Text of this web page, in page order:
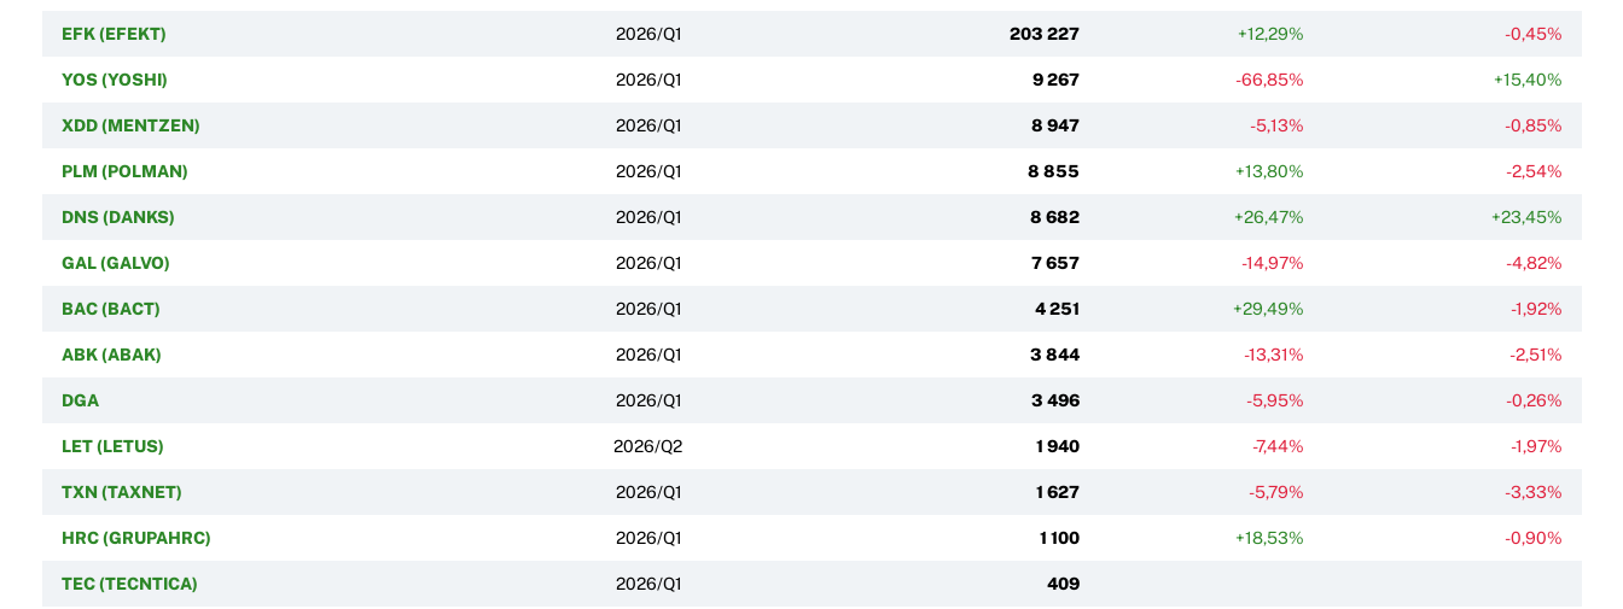
EFK (EFEKT) 2026/Q1 203 227 +12,29% -0,45%
YOS (YOSHI) 2026/Q1 9 267 -66,85% +15,40%
XDD (MENTZEN) 2026/Q1 8 947 -5,13% -0,85%
PLM (POLMAN) 2026/Q1 8 855 +13,80% -2,54%
DNS (DANKS) 2026/Q1 8 682 +26,47% +23,45%
GAL (GALVO) 2026/Q1 7 657 -14,97% -4,82%
BAC (BACT) 2026/Q1 4 251 +29,49% -1,92%
ABK (ABAK) 2026/Q1 3 844 -13,31% -2,51%
DGA 2026/Q1 3 496 -5,95% -0,26%
LET (LETUS) 2026/Q2 1 940 -7,44% -1,97%
TXN (TAXNET) 2026/Q1 1 627 -5,79% -3,33%
HRC (GRUPAHRC) 2026/Q1 1 100 +18,53% -0,90%
TEC (TECNTICA) 2026/Q1 409